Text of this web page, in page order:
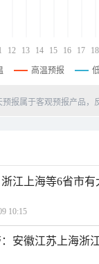
12 13 14 15 16 17 18
高温预报
预报属于客观预报产品
江上海等6省市
10:15
安徽江苏上海浙